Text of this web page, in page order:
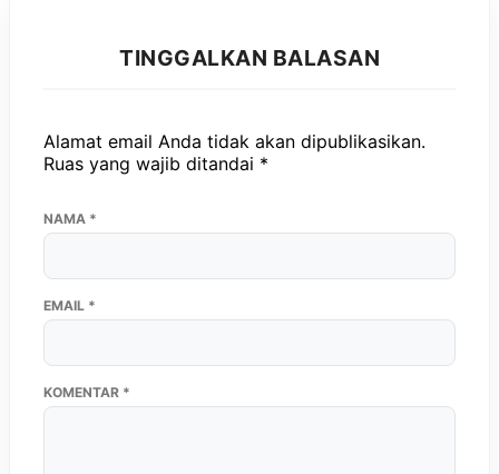
TINGGALKAN BALASAN
Alamat email Anda tidak akan dipublikasikan.
Ruas yang wajib ditandai *
KOMENTAR *
NAMA *
EMAIL *